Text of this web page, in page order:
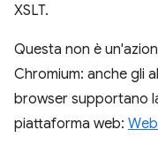
XSLT.
Questa non è
Chromium: anche gli
browser supportano
piattaforma web: